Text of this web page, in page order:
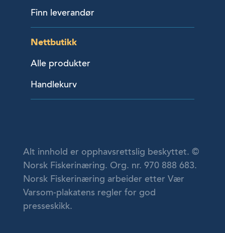
Finn leverandør
Nettbutikk
Alle produkter
Handlekurv
Alt innhold er opphavsrettslig beskyttet. ©
Norsk Fiskerinæring. Org. nr. 970 888 683.
Norsk Fiskerinæring arbeider etter Vær
Varsom-plakatens regler for god
presseskikk.